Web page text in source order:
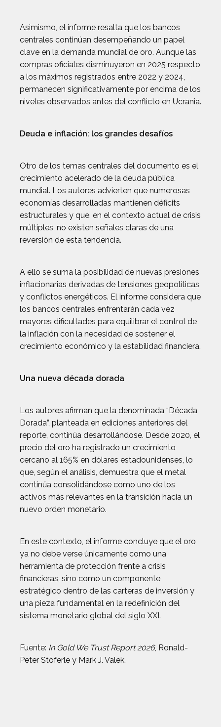
Asimismo, el informe resalta que los bancos
centrales continúan desempeñando un papel
clave en la demanda mundial de oro. Aunque las
compras oficiales disminuyeron en 2025 respecto
a los máximos registrados entre 2022 y 2024,
permanecen significativamente por encima de los
niveles observados antes del conflicto en Ucrania.
Deuda e inflación: los grandes desafíos
Otro de los temas centrales del documento es el
crecimiento acelerado de la deuda pública
mundial. Los autores advierten que numerosas
economías desarrolladas mantienen déficits
estructurales y que, en el contexto actual de crisis
múltiples, no existen señales claras de una
reversión de esta tendencia.
A ello se suma la posibilidad de nuevas presiones
inflacionarias derivadas de tensiones geopolíticas
y conflictos energéticos. El informe considera que
los bancos centrales enfrentarán cada vez
mayores dificultades para equilibrar el control de
la inflación con la necesidad de sostener el
crecimiento económico y la estabilidad financiera.
Una nueva década dorada
Los autores afirman que la denominada “Década
Dorada”, planteada en ediciones anteriores del
reporte, continúa desarrollándose. Desde 2020, el
precio del oro ha registrado un crecimiento
cercano al 165% en dólares estadounidenses, lo
que, según el análisis, demuestra que el metal
continúa consolidándose como uno de los
activos más relevantes en la transición hacia un
nuevo orden monetario.
En este contexto, el informe concluye que el oro
ya no debe verse únicamente como una
herramienta de protección frente a crisis
financieras, sino como un componente
estratégico dentro de las carteras de inversión y
una pieza fundamental en la redefinición del
sistema monetario global del siglo XXI.
Fuente: In Gold We Trust Report 2026, Ronald-
Peter Stöferle y Mark J. Valek.